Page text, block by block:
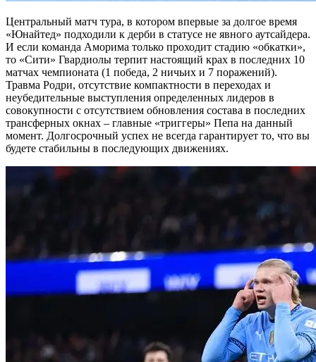
Центральный матч тура, в котором впервые за долгое время
«Юнайтед» подходили к дерби в статусе не явного аутсайдера.
И если команда Аморима только проходит стадию «обкатки»,
то «Сити» Гвардиолы терпит настоящий крах в последних 10
матчах чемпионата (1 победа, 2 ничьих и 7 поражений).
Травма Родри, отсутствие компактности в переходах и
неубедительные выступления определенных лидеров в
совокупности с отсутствием обновления состава в последних
трансферных окнах – главные «триггеры» Пепа на данный
момент. Долгосрочный успех не всегда гарантирует то, что вы
будете стабильны в последующих движениях.